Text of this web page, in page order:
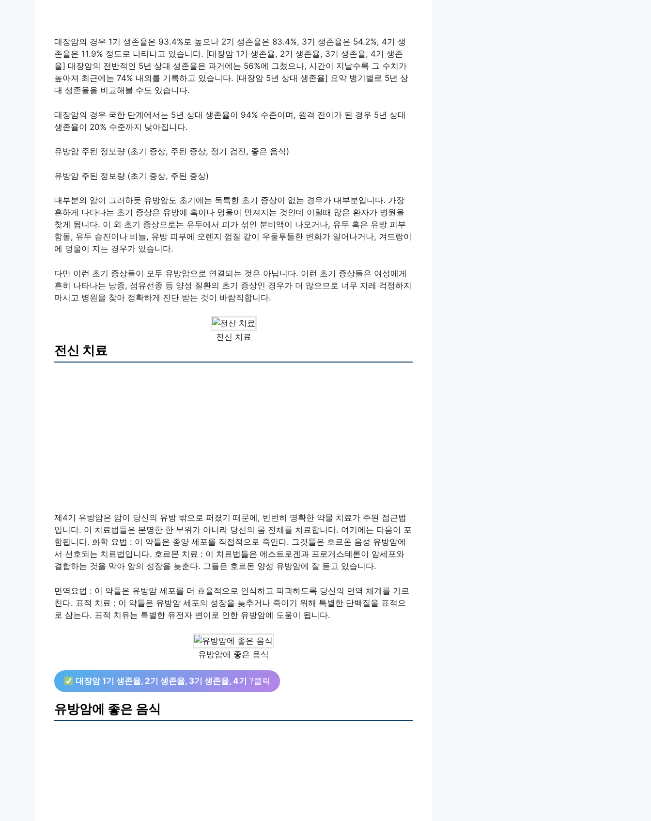
대장암의 경우 1기 생존율은 93.4%로 높으나 2기 생존율은 83.4%, 3기 생존율은 54.2%, 4기 생
존율은 11.9% 정도로 나타나고 있습니다. [대장암 1기 생존율, 2기 생존율, 3기 생존율, 4기 생존
율] 대장암의 전반적인 5년 상대 생존율은 과거에는 56%에 그쳤으나, 시간이 지날수록 그 수치가
높아져 최근에는 74% 내외를 기록하고 있습니다. [대장암 5년 상대 생존율] 요약 병기별로 5년 상
대 생존율을 비교해볼 수도 있습니다.
대장암의 경우 국한 단계에서는 5년 상대 생존율이 94% 수준이며, 원격 전이가 된 경우 5년 상대
생존율이 20% 수준까지 낮아집니다.
유방암 주된 정보량 (초기 증상, 주된 증상, 정기 검진, 좋은 음식)
유방암 주된 정보량 (초기 증상, 주된 증상)
대부분의 암이 그러하듯 유방암도 초기에는 독특한 초기 증상이 없는 경우가 대부분입니다. 가장
흔하게 나타나는 초기 증상은 유방에 혹이나 멍울이 만져지는 것인데 이럴때 많은 환자가 병원을
찾게 됩니다. 이 외 초기 증상으로는 유두에서 피가 섞인 분비액이 나오거나, 유두 혹은 유방 피부
함몰, 유두 습진이나 비늘, 유방 피부에 오렌지 껍질 같이 우둘투둘한 변화가 일어나거나, 겨드랑이
에 멍울이 지는 경우가 있습니다.
다만 이런 초기 증상들이 모두 유방암으로 연결되는 것은 아닙니다. 이런 초기 증상들은 여성에게
흔히 나타나는 낭종, 섬유선종 등 양성 질환의 초기 증상인 경우가 더 많으므로 너무 지레 걱정하지
마시고 병원을 찾아 정확하게 진단 받는 것이 바람직합니다.
전신 치료
전신 치료
제4기 유방암은 암이 당신의 유방 밖으로 퍼졌기 때문에, 빈번히 명확한 약물 치료가 주된 접근법
입니다. 이 치료법들은 분명한 한 부위가 아니라 당신의 몸 전체를 치료합니다. 여기에는 다음이 포
함됩니다. 화학 요법 : 이 약들은 종양 세포를 직접적으로 죽인다. 그것들은 호르몬 음성 유방암에
서 선호되는 치료법입니다. 호르몬 치료 : 이 치료법들은 에스트로겐과 프로게스테론이 암세포와
결합하는 것을 막아 암의 성장을 늦춘다. 그들은 호르몬 양성 유방암에 잘 듣고 있습니다.
면역요법 : 이 약들은 유방암 세포를 더 효율적으로 인식하고 파괴하도록 당신의 면역 체계를 가르
친다. 표적 치료 : 이 약들은 유방암 세포의 성장을 늦추거나 죽이기 위해 특별한 단백질을 표적으
로 삼는다. 표적 치유는 특별한 유전자 변이로 인한 유방암에 도움이 됩니다.
유방암에 좋은 음식
대장암 1기 생존율, 2기 생존율, 3기 생존율, 4기 ?클릭
유방암에 좋은 음식